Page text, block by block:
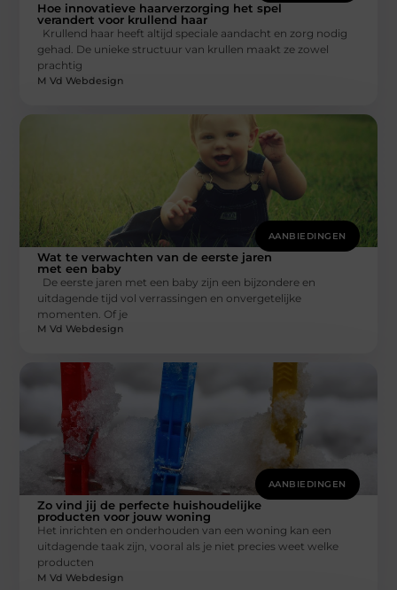
Hoe innovatieve haarverzorging het spel
verandert voor krullend haar
Krullend haar heeft altijd speciale aandacht en zorg nodig
gehad. De unieke structuur van krullen maakt ze zowel
prachtig
M Vd Webdesign
AANBIEDINGEN
Wat te verwachten van de eerste jaren
met een baby
De eerste jaren met een baby zijn een bijzondere en
uitdagende tijd vol verrassingen en onvergetelijke
momenten. Of je
M Vd Webdesign
AANBIEDINGEN
Zo vind jij de perfecte huishoudelijke
producten voor jouw woning
Het inrichten en onderhouden van een woning kan een
uitdagende taak zijn, vooral als je niet precies weet welke
producten
M Vd Webdesign